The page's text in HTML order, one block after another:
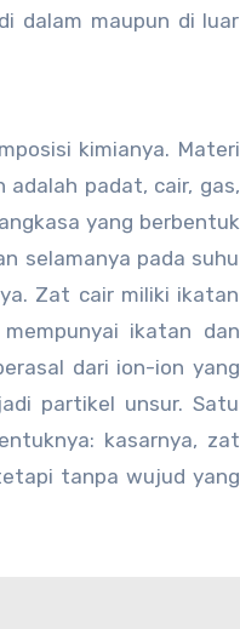
dalam maupun di luar
kimianya. Materi
adalah padat, cair, gas,
yang berbentuk
selamanya pada suhu
Zat cair miliki ikatan
ikatan dan
dari ion-ion yang
partikel unsur. Satu
kasarnya, zat
tanpa wujud yang